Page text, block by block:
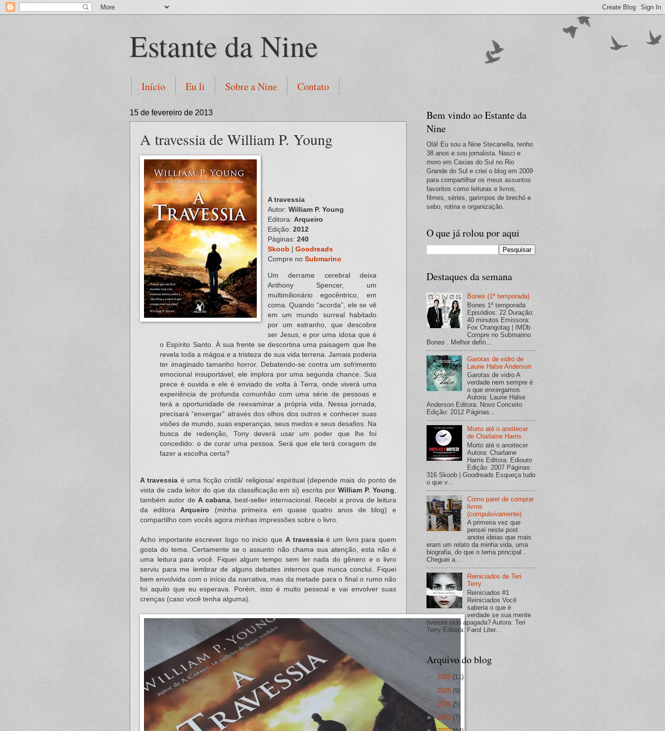
Estante da Nine
Início Eu li Sobre a Nine Contato
15 de fevereiro de 2013
A travessia de William P. Young
A travessia
Autor: William P. Young
Editora: Arqueiro
Edição: 2012
Páginas: 240
Skoob
Goodreads
Compre no Submarino
Um derrame cerebral deixa
Anthony Spencer, um
multimilionário egocêntrico, em
coma. Quando “acorda”, ele se vê
em um mundo surreal habitado
por um estranho, que descobre
ser Jesus, e por uma idosa que é
o Espírito Santo. À sua frente se descortina uma paisagem que lhe
revela toda a mágoa e a tristeza de sua vida terrena. Jamais poderia
ter imaginado tamanho horror. Debatendo-se contra um sofrimento
emocional insuportável, ele implora por uma segunda chance. Sua
prece é ouvida e ele é enviado de volta à Terra, onde viverá uma
experiência de profunda comunhão com uma série de pessoas e
terá a oportunidade de reexaminar a própria vida. Nessa jornada,
precisará “enxergar” através dos olhos dos outros e conhecer suas
visões de mundo, suas esperanças, seus medos e seus desafios. Na
busca de redenção, Tony deverá usar um poder que lhe foi
concedido: o de curar uma pessoa. Será que ele terá coragem de
fazer a escolha certa?
A travessia é uma ficção cristã/ religiosa/ espiritual (depende mais do ponto de
vista de cada leitor do que da classificação em si) escrita porWilliam P. Young
também autor deA cabana, best-seller internacional. Recebi a prova de leitura
da editoraArqueiro (minha primeira em quase quatro anos de blog) e
compartilho com vocês agora minhas impressões sobre o livro.
Acho importante escrever logo no inicio que A travessiaé um livro para quem
gosta do tema. Certamente se o assunto não chama sua atenção, esta não é
uma leitura para você. Fiquei algum tempo sem ler nada do gênero e o livro
serviu para me lembrar de alguns debates internos que nunca conclui. Fiquei
bem envolvida com o início da narrativa, mas da metade para o final o rumo não
foi aquilo que eu esperava. Porém, isso é muito pessoal e vai envolver suas
crenças (caso você tenha alguma).
Bem vindo ao Estante da
Nine
Olá! Eu sou a Nine Stecanella, tenho
38 anos e sou jornalista. Nasci e
moro em Caxias do Sul no Rio
Grande do Sul e criei o blog em 2009
para compartilhar os meus assuntos
favoritos como leituras e livros,
filmes, séries, garimpos de brechó e
sebo, rotina e organização.
O que já rolou por aqui
Destaques da semana
Bones (1ª temporada)
Bones 1ª temporada
Episódios: 22 Duração:
40 minutos Emissora:
Fox Orangotag | IMDb
Compre no Submarino
Bones . Melhor defin...
Garotas de vidro de
Laurie Halse Anderson
Garotas de vidro A
verdade nem sempre é
o que enxergamos
Autora: Laurie Halse
Anderson Editora: Novo Conceito
Edição: 2012 Páginas...
Morto até o anoitecer
de Charlaine Harris
Morto até o anoitecer
Autora: Charlaine
Harris Editora: Ediouro
Edição: 2007 Páginas:
316 Skoob | Goodreads Esqueça tudo
o que v...
Como parei de comprar
livros
(compulsivamente)
A primeira vez que
pensei neste post
anotei ideias que mais
eram um relato da minha vida, uma
biografia, do que o tema principal .
Cheguei a...
Reiniciados de Teri
Terry
Reiniciados #1
Reiniciados Você
saberia o que é
verdade se sua mente
tivesse sido apagada? Autora: Teri
Terry Editora: Farol Liter...
Arquivo do blog
2026 (11)
2025 (9)
2024 (5)
►2023 (7)